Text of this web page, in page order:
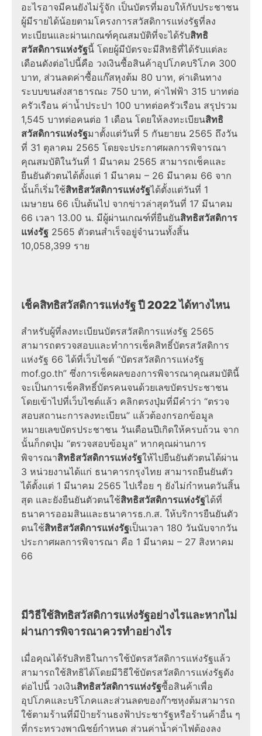
อะไรอาจมีคนยังไม่รู้จัก เป็นบัตรที่มอบให้กับประชาชน
ผู้มีรายได้น้อยตามโครงการสวัสดิการแห่งรัฐที่ลง
ทะเบียนและผ่านเกณฑ์คุณสมบัติที่จะได้รับสิทธิ
สวัสดิการแห่งรัฐนี้ โดยผู้มีบัตรจะมีสิทธิที่ได้รับแต่ละ
เดือนดังต่อไปนี้คือ วงเงินซื้อสินค้าอุปโภคบริโภค 300
บาท, ส่วนลดค่าซื้อแก๊สหุงต้ม 80 บาท, ค่าเดินทาง
ระบบขนส่งสาธารณะ 750 บาท, ค่าไฟฟ้า 315 บาทต่อ
ครัวเรือน ค่าน้ำประปา 100 บาทต่อครัวเรือน สรุปรวม
1,545 บาทต่อคนต่อ 1 เดือน โดยให้ลงทะเบียนสิทธิ
สวัสดิการแห่งรัฐมาตั้งแต่วันที่ 5 กันยายน 2565 ถึงวัน
ที่ 31 ตุลาคม 2565 โดยจะประกาศผลการพิจารณา
คุณสมบัติในวันที่ 1 มีนาคม 2565 สามารถเช็คและ
ยืนยันตัวตนได้ตั้งแต่ 1 มีนาคม – 26 มีนาคม 66 จาก
นั้นก็เริ่มใช้สิทธิสวัสดิการแห่งรัฐได้ตั้งแต่วันที่ 1
เมษายน 66 เป็นต้นไป จากข่าวล่าสุดวันที่ 17 มีนาคม
66 เวลา 13.00 น. มีผู้ผ่านเกณฑ์ที่ยืนยันสิทธิสวัสดิการ
แห่งรัฐ 2565 ตัวตนสำเร็จอยู่จำนวนทั้งสิ้น
10,058,399 ราย
เช็คสิทธิสวัสดิการแห่งรัฐปี 2022ได้ทางไหน
สำหรับผู้ที่ลงทะเบียนบัตรสวัสดิการแห่งรัฐ 2565
สามารถตรวจสอบและทำการเช็คสิทธิ์บัตรสวัสดิการ
แห่งรัฐ 66 ได้ที่เว็บไซต์ “บัตรสวัสดิการแห่งรัฐ
mof.go.th” ซึ่งการเช็คผลของการพิจารณาคุณสมบัตินี้
จะเป็นการเช็คสิทธิ์บัตรคนจนด้วยเลขบัตรประชาชน
โดยเข้าไปที่เว็บไซต์แล้ว คลิกตรงปุ่มที่มีคำว่า “ตรวจ
สอบสถานะการลงทะเบียน” แล้วต้องกรอกข้อมูล
หมายเลขบัตรประชาชน วันเดือนปีเกิดให้ครบถ้วน จาก
นั้นก็กดปุ่ม “ตรวจสอบข้อมูล” หากคุณผ่านการ
พิจารณาสิทธิสวัสดิการแห่งรัฐให้ไปยืนยันตัวตนได้ผ่าน
3 หน่วยงานได้แก่ ธนาคารกรุงไทย สามารถยืนยันตัว
ได้ตั้งแต่ 1 มีนาคม 2565 ไปเรื่อย ๆ ยังไม่กำหนดวันสิ้น
สุด และยังยืนยันตัวตนใช้สิทธิสวัสดิการแห่งรัฐได้ที่
ธนาคารออมสินและธนาคารธ.ก.ส. ให้บริการยืนยันตัว
ตนใช้สิทธิสวัสดิการแห่งรัฐเป็นเวลา 180 วันนับจากวัน
ประกาศผลการพิจารณา คือ 1 มีนาคม – 27 สิงหาคม
66
มีวิธีใช้สิทธิสวัสดิการแห่งรัฐอย่างไรและหากไม่
ผ่านการพิจารณาควรทำอย่างไร
เมื่อคุณได้รับสิทธิในการใช้บัตรสวัสดิการแห่งรัฐแล้ว
สามารถใช้สิทธิได้โดยมีวิธีใช้บัตรสวัสดิการแห่งรัฐดัง
ต่อไปนี้ วงเงินสิทธิสวัสดิการแห่งรัฐซื้อสินค้าเพื่อ
อุปโภคและบริโภคและส่วนลดของก๊าซหุงต้มสามารถ
ใช้ตามร้านที่มีป้ายร้านธงฟ้าประชารัฐหรือร้านค้าอื่น ๆ
ที่กระทรวงพาณิชย์กำหนด ส่วนค่าน้ำค่าไฟต้องลง